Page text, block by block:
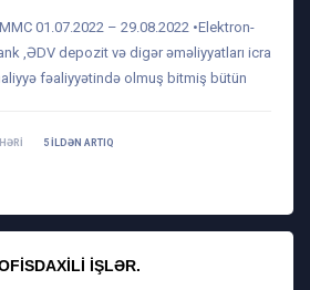
01.07.2022 – 29.08.2022 •Elektron-
,ƏDV depozit və digər əməliyyatları icra
fəaliyyətində olmuş bitmiş bütün
5 ILDƏN ARTIQ
IŞLƏR.